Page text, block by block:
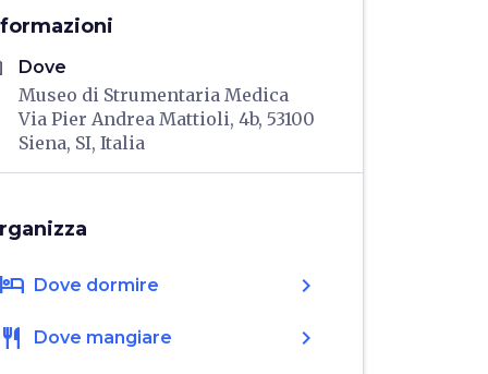
Dove
Museo di Strumentaria Medica
Via Pier Andrea Mattioli, 4b, 53100
Siena, SI, Italia
hotel Dove dormire chevron_right
restaurant Dove mangiare chevron_right